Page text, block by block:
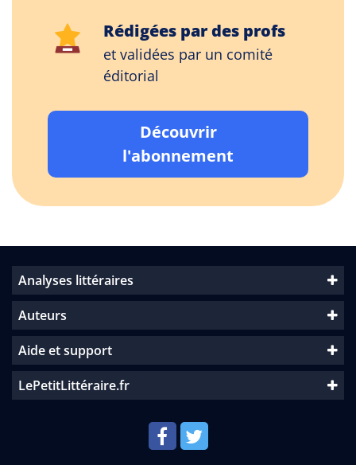
Rédigées par des profs
et validées par un comité
éditorial
Découvrir
l'abonnement
Analyses littéraires
Auteurs
Aide et support
LePetitLittéraire.fr